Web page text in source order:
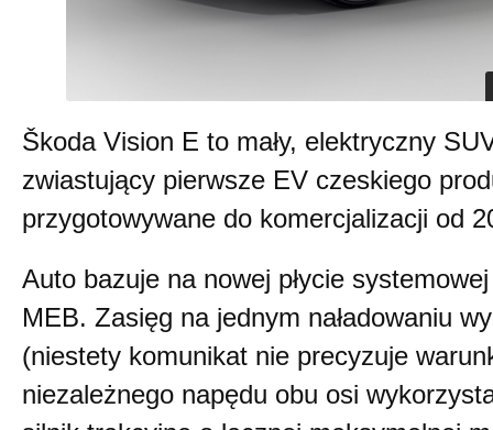
Škoda Vision E to mały, elektryczny
zwiastujący pierwsze EV czeskiego
przygotowywane do komercjalizacji od
Auto bazuje na nowej płycie
MEB. Zasięg na jednym naładowaniu
(niestety komunikat nie precyzuje
niezależnego napędu obu osi